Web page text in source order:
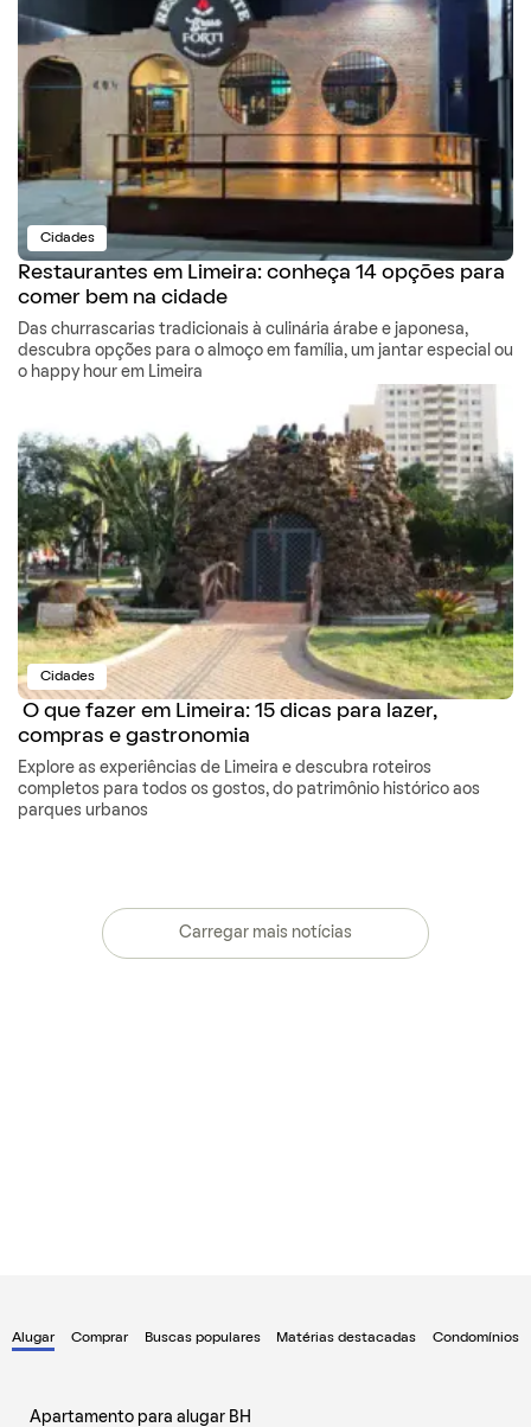
Cidades
Restaurantes em Limeira: conheça 14 opções para
comer bem na cidade
Das churrascarias tradicionais à culinária árabe e japonesa,
descubra opções para o almoço em família, um jantar especial ou
o happy hour em Limeira
Cidades
O que fazer em Limeira: 15 dicas para lazer,
compras e gastronomia
Explore as experiências de Limeira e descubra roteiros
completos para todos os gostos, do patrimônio histórico aos
parques urbanos
Carregar mais notícias
Alugar Comprar Buscas populares Matérias destacadas Condomínios
Apartamento para alugar BH